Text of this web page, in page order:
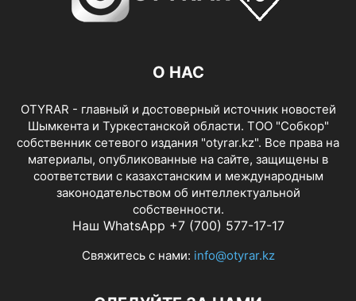
О НАС
OTYRAR - главный и достоверный источник новостей
Шымкента и Туркестанской области. ТОО "Собкор"
собственник сетевого издания "otyrar.kz". Все права на
материалы, опубликованные на сайте, защищены в
соответствии с казахстанским и международным
законодательством об интеллектуальной
собственности.
Наш WhatsApp +7 (700) 577-17-17
Свяжитесь с нами: info@otyrar.kz